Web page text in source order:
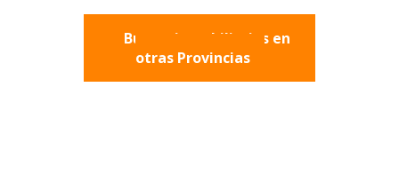
Buscar inmobiliarias en
otras Provincias